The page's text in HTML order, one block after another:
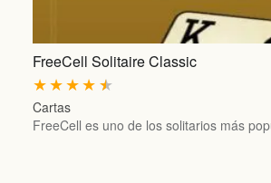
FreeCell Solitaire Classic
★
★
★
★
★
Cartas
FreeCell es uno de los solitarios más